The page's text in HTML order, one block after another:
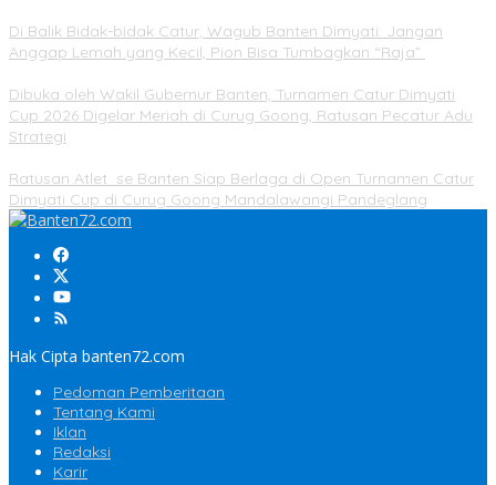
Di Balik Bidak-bidak Catur, Wagub Banten Dimyati: Jangan
Anggap Lemah yang Kecil, Pion Bisa Tumbagkan “Raja”
Dibuka oleh Wakil Gubernur Banten, Turnamen Catur Dimyati
Cup 2026 Digelar Meriah di Curug Goong, Ratusan Pecatur Adu
Strategi
Ratusan Atlet se Banten Siap Berlaga di Open Turnamen Catur
Dimyati Cup di Curug Goong Mandalawangi Pandeglang
Hak Cipta banten72.com
Pedoman Pemberitaan
Tentang Kami
Iklan
Redaksi
Karir